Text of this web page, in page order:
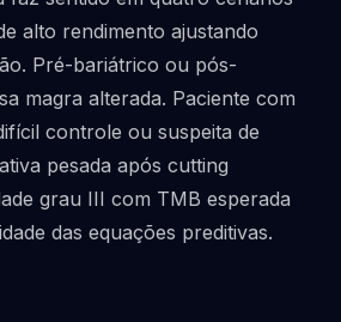
alto rendimento ajustando
Pré-bariátrico ou pós-
magra alterada. Paciente com
controle ou suspeita de
pesada após cutting
grau III com TMB esperada
das equações preditivas.